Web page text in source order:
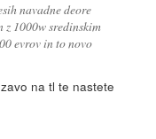
navadne deore
1000w sredinskim
evrov in to novo
na tl te nastete